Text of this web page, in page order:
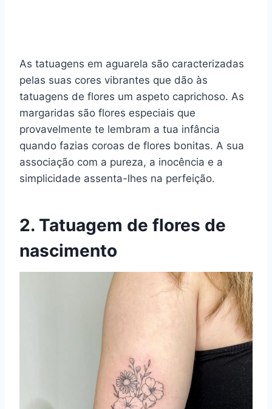
As tatuagens em aguarela são caracterizadas
pelas suas cores vibrantes que dão às
tatuagens de flores um aspeto caprichoso. As
margaridas são flores especiais que
provavelmente te lembram a tua infância
quando fazias coroas de flores bonitas. A sua
associação com a pureza, a inocência e a
simplicidade assenta-lhes na perfeição.
2. Tatuagem de flores de
nascimento